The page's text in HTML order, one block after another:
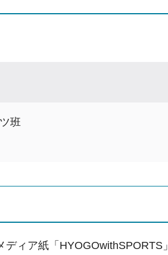
班
ディア紙「HYOGOwithSPORTS」